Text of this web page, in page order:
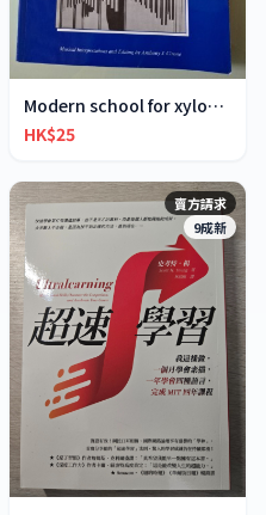
Modern school for xylophone marimba vibraphone
HK$25
賣方請求
9成新